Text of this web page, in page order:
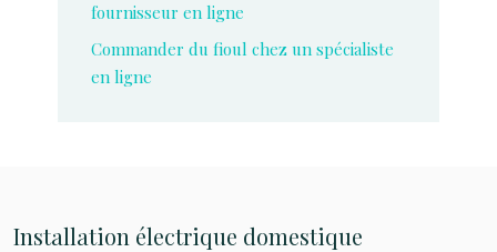
fournisseur en ligne
Commander du fioul chez un spécialiste
en ligne
Installation électrique domestique